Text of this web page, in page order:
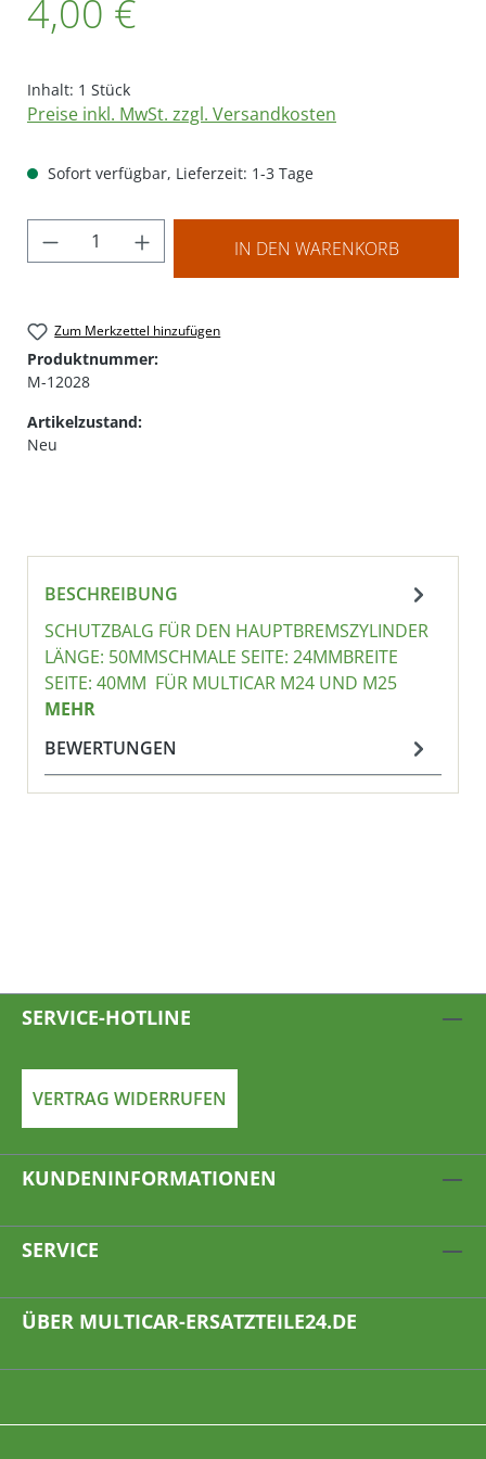
4,00 €
Inhalt: 1 Stück
Preise inkl. MwSt. zzgl. Versandkosten
Sofort verfügbar, Lieferzeit: 1-3 Tage
Produkt Anzahl: Gib den gewünschten
IN DEN WARENKORB
Zum Merkzettel hinzufügen
Produktnummer:
M-12028
Artikelzustand:
Neu
BESCHREIBUNG
SCHUTZBALG FÜR DEN HAUPTBREMSZYLINDER
LÄNGE: 50MMSCHMALE SEITE: 24MMBREITE
SEITE: 40MM FÜR MULTICAR M24 UND M25
MEHR
BEWERTUNGEN
SERVICE-HOTLINE
VERTRAG WIDERRUFEN
KUNDENINFORMATIONEN
SERVICE
ÜBER MULTICAR-ERSATZTEILE24.DE